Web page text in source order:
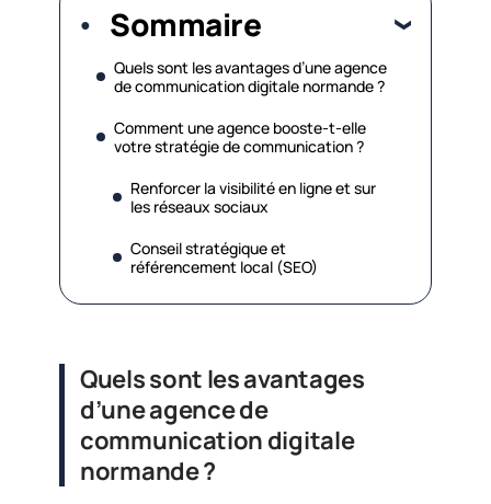
Sommaire
Quels sont les avantages d’une agence
de communication digitale normande ?
Comment une agence booste-t-elle
votre stratégie de communication ?
Renforcer la visibilité en ligne et sur
les réseaux sociaux
Conseil stratégique et
référencement local (SEO)
Quels sont les avantages
d’une agence de
communication digitale
normande ?